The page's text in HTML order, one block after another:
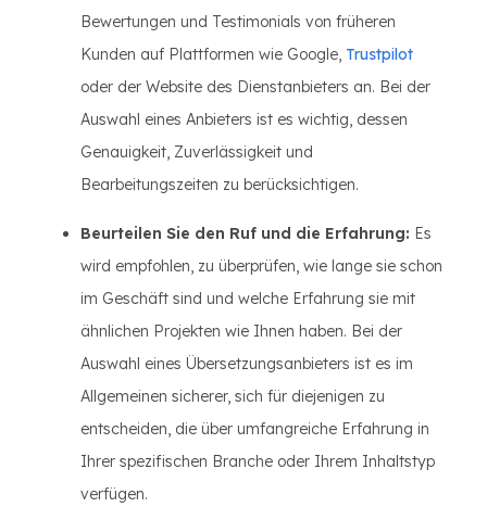
Bewertungen und Testimonials von früheren
Kunden auf Plattformen wie Google, Trustpilot
oder der Website des Dienstanbieters an. Bei der
Auswahl eines Anbieters ist es wichtig, dessen
Genauigkeit, Zuverlässigkeit und
Bearbeitungszeiten zu berücksichtigen.
Beurteilen Sie den Ruf und die Erfahrung: Es
wird empfohlen, zu überprüfen, wie lange sie schon
im Geschäft sind und welche Erfahrung sie mit
ähnlichen Projekten wie Ihnen haben. Bei der
Auswahl eines Übersetzungsanbieters ist es im
Allgemeinen sicherer, sich für diejenigen zu
entscheiden, die über umfangreiche Erfahrung in
Ihrer spezifischen Branche oder Ihrem Inhaltstyp
verfügen.